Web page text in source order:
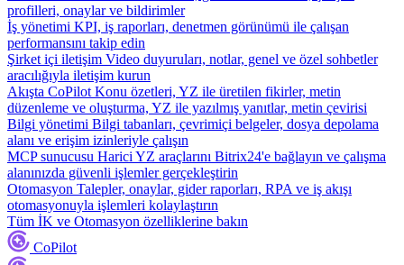
profilleri, onaylar ve bildirimler
İş yönetimi KPI, iş raporları, denetmen görünümü ile çalışan
performansını takip edin
Şirket içi iletişim Video duyuruları, notlar, genel ve özel sohbetler
aracılığıyla iletişim kurun
Akışta CoPilot Konu özetleri, YZ ile üretilen fikirler, metin
düzenleme ve oluşturma, YZ ile yazılmış yanıtlar, metin çevirisi
Bilgi yönetimi Bilgi tabanları, çevrimiçi belgeler, dosya depolama
alanı ve erişim izinleriyle çalışın
MCP sunucusu Harici YZ araçlarını Bitrix24'e bağlayın ve çalışma
alanınızda güvenli işlemler gerçekleştirin
Otomasyon Talepler, onaylar, gider raporları, RPA ve iş akışı
otomasyonuyla işlemleri kolaylaştırın
Tüm İK ve Otomasyon özelliklerine bakın
CoPilot